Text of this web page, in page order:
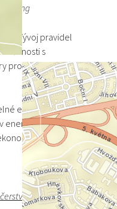
Vývoj pravidel
s
pro rozdělování
energie, státní
energetice, realitní
účetní.
a oběd.